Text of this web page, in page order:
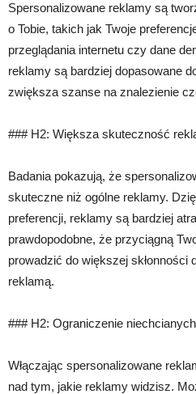
Spersonalizowane reklamy są
o Tobie, takich jak Twoje
przeglądania internetu czy dane
reklamy są bardziej dopasowane
zwiększa szanse na znalezienie
### H2: Większa skuteczność
Badania pokazują, że
skuteczne niż ogólne reklamy.
preferencji, reklamy są bardziej
prawdopodobne, że przyciągną
prowadzić do większej skłonności
reklamą.
### H2: Ograniczenie
Włączając spersonalizowane
nad tym, jakie reklamy widzisz.